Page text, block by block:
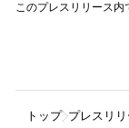
このプレスリリース
トップ プレスリ